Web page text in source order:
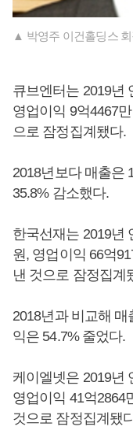
▲ 박영주 이건홀딩스
큐브엔터는 2019년
영업이익 9억4467
으로 잠정집계됐다.
2018년보다 매출은
35.8% 감소했다.
한국선재는 2019년
원, 영업이익 66억
낸 것으로 잠정집계
2018년과 비교해 매
익은 54.7% 줄었다.
케이엘넷은 2019년
영업이익 41억2864
것으로 잠정집계됐